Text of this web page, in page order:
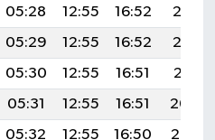
05:28 12:55 16:52
20:13
05:29 12:55 16:52
20:12
05:30 12:55 16:51
20:11
05:31 12:55 16:51
20:09
05:32 12:55 16:50
20:08